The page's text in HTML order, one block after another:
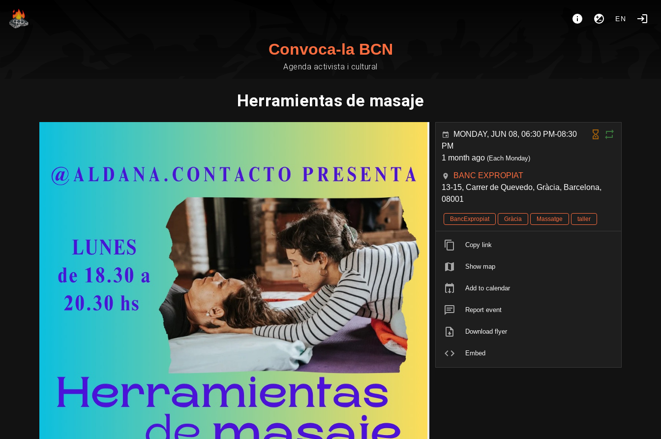
EN
Convoca-la BCN
Agenda activista i cultural
Herramientas de masaje
MONDAY, JUN 08, 06:30 PM-08:30
PM
1 month ago (Each Monday)
BANC EXPROPIAT
13-15, Carrer de Quevedo, Gràcia, Barcelona,
08001
BancExpropiat Gràcia Massatge taller
Copy link
Show map
Add to calendar
Report event
Download flyer
Embed